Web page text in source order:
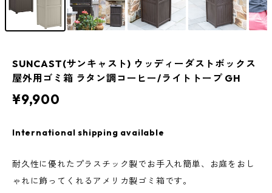
SUNCAST(サンキャスト) ウッディーダストボックス
屋外用ゴミ箱 ラタン調コーヒー/ライトトープ GH
¥9,900
International shipping available
耐久性に優れたプラスチック製でお手入れ簡単、お庭をおし
ゃれに飾ってくれるアメリカ製ゴミ箱です。